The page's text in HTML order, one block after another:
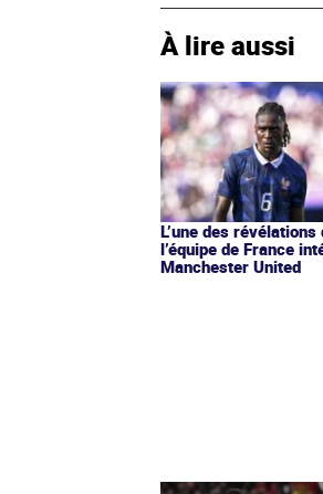
À lire aussi
L’une des révélations
l’équipe de France
Manchester United